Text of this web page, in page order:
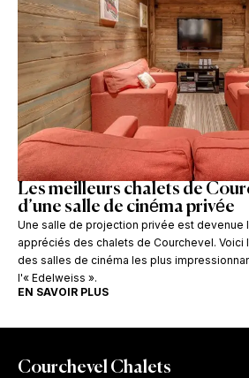
Les meilleurs chalets de
d’une salle de cinéma privée
Une salle de projection privée est devenue
appréciés des chalets de Courchevel.
des salles de cinéma les plus
l'« Edelweiss ».
EN SAVOIR PLUS
Courchevel Chalets